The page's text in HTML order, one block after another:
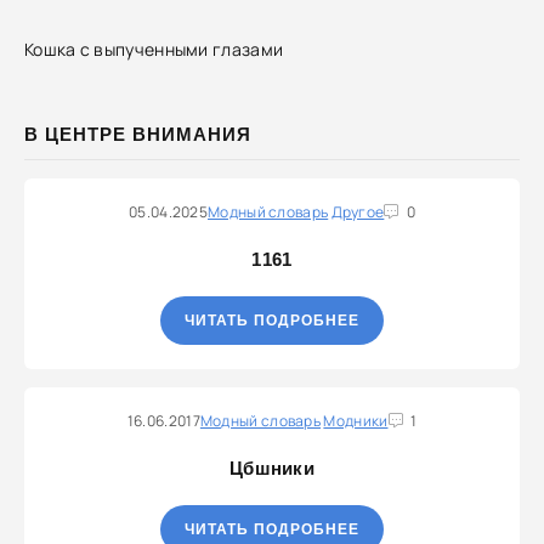
Кошка с выпученными глазами
В ЦЕНТРЕ ВНИМАНИЯ
05.04.2025Модный словарьДругое 0
1161
ЧИТАТЬ ПОДРОБНЕЕ
16.06.2017Модный словарьМодники 1
Цбшники
ЧИТАТЬ ПОДРОБНЕЕ